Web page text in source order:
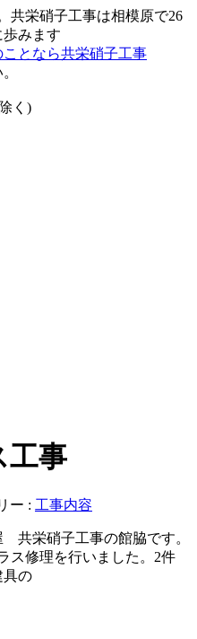
共栄硝子工事は相模原で26
みます
く)
工事
ー : 工事内容
共栄硝子工事の館脇です。
ス修理を行いました。2件
具の